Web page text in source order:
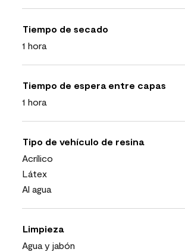
Tiempo de secado
1 hora
Tiempo de espera entre capas
1 hora
Tipo de vehículo de resina
Acrílico
Látex
Al agua
Limpieza
Agua y jabón